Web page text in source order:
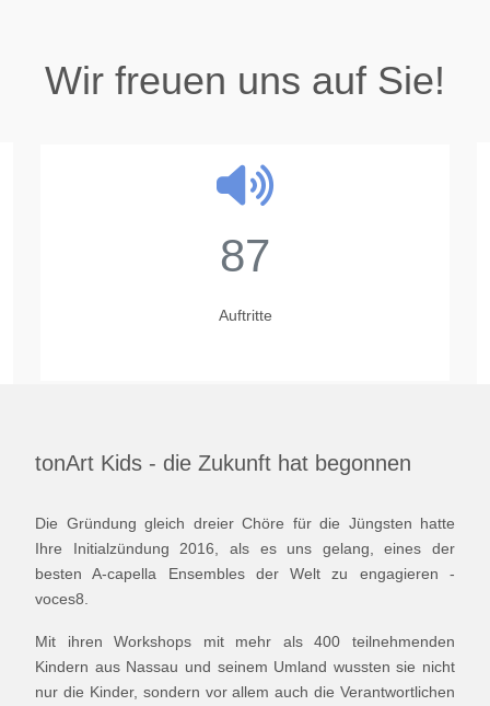
Wir freuen uns auf Sie!
87
Auftritte
tonArt Kids - die Zukunft hat begonnen
Die Gründung gleich dreier Chöre für die Jüngsten hatte
Ihre Initialzündung 2016, als es uns gelang, eines der
besten A-capella Ensembles der Welt zu engagieren -
voces8.
Mit ihren Workshops mit mehr als 400 teilnehmenden
Kindern aus Nassau und seinem Umland wussten sie nicht
nur die Kinder, sondern vor allem auch die Verantwortlichen